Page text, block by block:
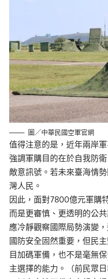
圖／中華民國空軍官網
值得注意的是，近年兩岸
強調軍購目的在於自我防
敵意訊號。若未來臺海情
灣人民。
因此，面對7800億元軍購
而是更審慎、更透明的公
應冷靜觀察國際局勢演變
國防安全固然重要，但民
目加碼軍備，也不是毫無
主選擇的能力。（前民眾日